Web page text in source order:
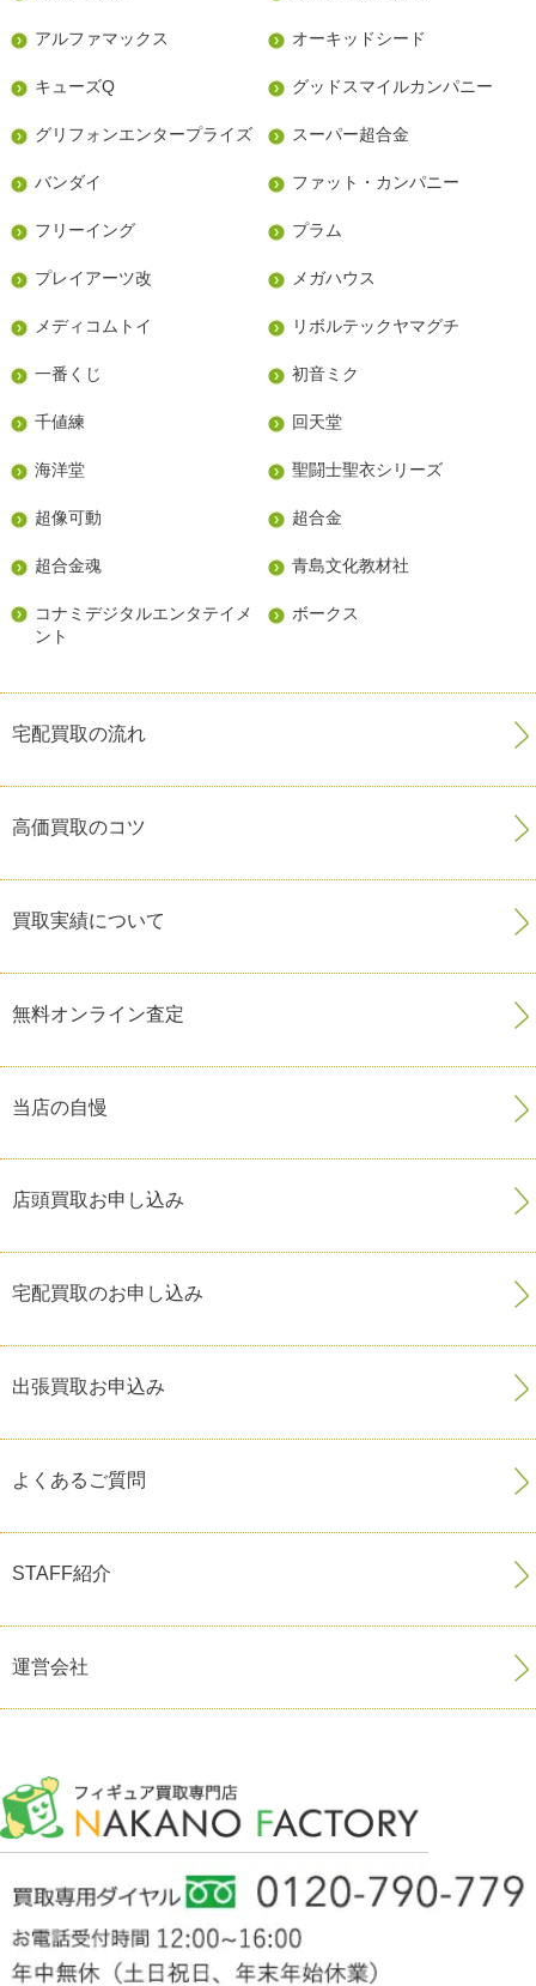
アルファマックス オーキッドシード
キューズQ グッドスマイルカンパニー
グリフォンエンタープライズ スーパー超合金
バンダイ ファット・カンパニー
フリーイング プラム
プレイアーツ改 メガハウス
メディコムトイ リボルテックヤマグチ
一番くじ 初音ミク
千値練 回天堂
海洋堂 聖闘士聖衣シリーズ
超像可動 超合金
超合金魂 青島文化教材社
コナミデジタルエンタテイメ
ント
ボークス
宅配買取の流れ
高価買取のコツ
買取実績について
無料オンライン査定
当店の自慢
店頭買取お申し込み
宅配買取のお申し込み
出張買取お申込み
よくあるご質問
STAFF紹介
運営会社